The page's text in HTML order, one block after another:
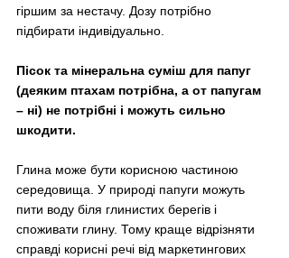
гіршим за нестачу. Дозу потрібно
підбирати індивідуально.
Пісок та мінеральна суміш для папуг
(деяким птахам потрібна, а от папугам
– ні) не потрібні і можуть сильно
шкодити.
Глина може бути корисною частиною
середовища. У природі папуги можуть
пити воду біля глинистих берегів і
споживати глину. Тому краще відрізняти
справді корисні речі від маркетингових